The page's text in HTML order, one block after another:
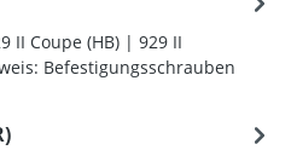
II Coupe (HB) | 929 II
Befestigungsschrauben